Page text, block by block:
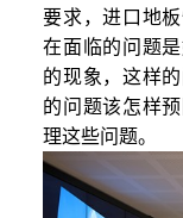
要求，进口地
在面临的问题
的现象，这样
的问题该怎样
理这些问题。